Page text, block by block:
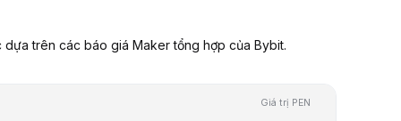
trên các báo giá Maker tổng hợp của Bybit.
Giá trị PEN